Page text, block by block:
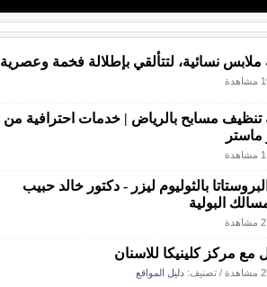
نسائية، لتتألقي بإطلالة فخمة وعصرية
مسابح بالرياض | خدمات احترافية من
بالثوليوم ليزر - دكتور خالد حبيب
البولية
مع مركز كلينيكا للاسنان
/ تصنيف: دليل المواقع